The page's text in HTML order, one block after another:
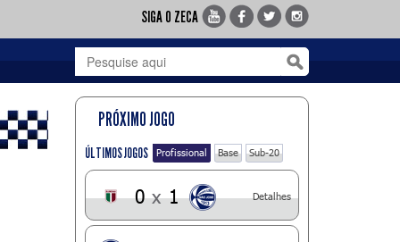
SIGA O ZECA
PRÓXIMO JOGO
ÚLTIMOS JOGOS Profissional Base Sub-20
0 x 1 Detalhes